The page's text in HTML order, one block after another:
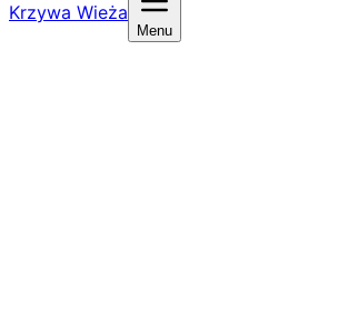
Krzywa Wieża
Menu